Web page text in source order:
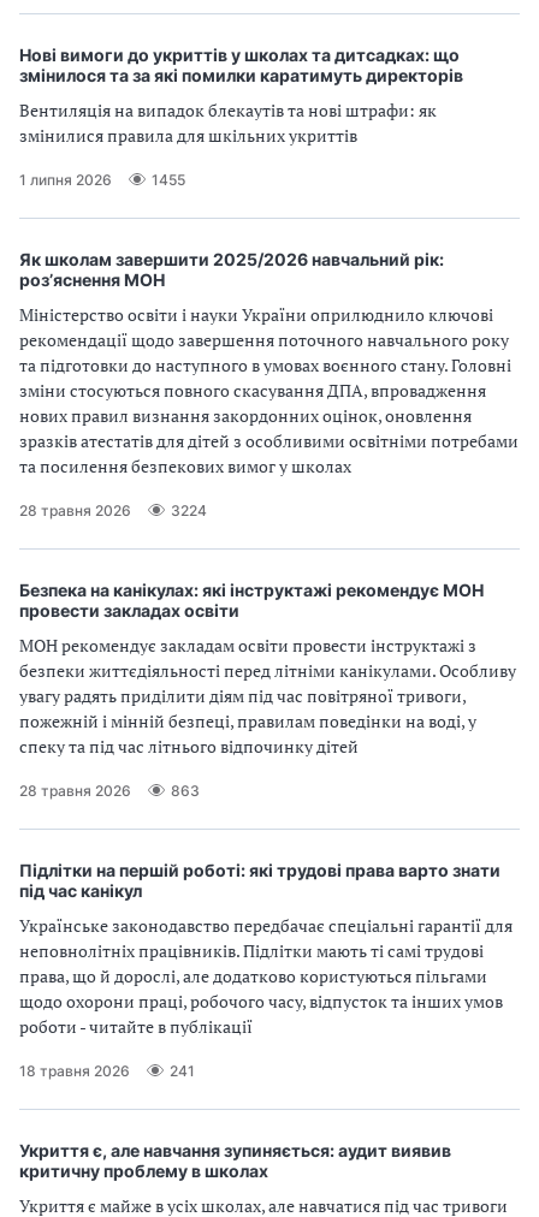
Нові вимоги до укриттів у школах та дитсадках: що
змінилося та за які помилки каратимуть директорів
Вентиляція на випадок блекаутів та нові штрафи: як
змінилися правила для шкільних укриттів
1 липня 2026 1455
Як школам завершити 2025/2026 навчальний рік:
роз’яснення МОН
Міністерство освіти і науки України оприлюднило ключові
рекомендації щодо завершення поточного навчального року
та підготовки до наступного в умовах воєнного стану. Головні
зміни стосуються повного скасування ДПА, впровадження
нових правил визнання закордонних оцінок, оновлення
зразків атестатів для дітей з особливими освітніми потребами
та посилення безпекових вимог у школах
28 травня 2026 3224
Безпека на канікулах: які інструктажі рекомендує МОН
провести закладах освіти
МОН рекомендує закладам освіти провести інструктажі з
безпеки життєдіяльності перед літніми канікулами. Особливу
увагу радять приділити діям під час повітряної тривоги,
пожежній і мінній безпеці, правилам поведінки на воді, у
спеку та під час літнього відпочинку дітей
28 травня 2026 863
Підлітки на першій роботі: які трудові права варто знати
під час канікул
Українське законодавство передбачає спеціальні гарантії для
неповнолітніх працівників. Підлітки мають ті самі трудові
права, що й дорослі, але додатково користуються пільгами
щодо охорони праці, робочого часу, відпусток та інших умов
роботи - читайте в публікації
18 травня 2026 241
Укриття є, але навчання зупиняється: аудит виявив
критичну проблему в школах
Укриття є майже в усіх школах, але навчатися під час тривоги